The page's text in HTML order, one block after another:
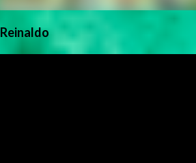
Reinaldo